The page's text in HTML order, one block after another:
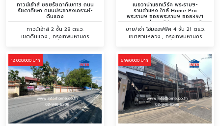
ทาวน์เฮ้าส์ ซอยรัชดาภิเษก13 ถนน
รัชดาภิเษก ถนนประชาสงเคราะห์-
ดินแดง
ทาวน์เฮ้าส์ 2 ชั้น 28 ตร.ว.
เขตดินแดง , กรุงเทพมหานคร
เนอวาน่าแอทเวิร์ค พระราม9-
รามคำแหง ใกล้ Home Pro
พระราม9 ซอยพระราม9 ซอย39/1
ซอยรามคำแหง24 ถนนพระราม9
ถนนรามคำแหง
ขาย/เช่า โฮมออฟฟิศ 4 ชั้น 21 ตร.ว.
เขตสวนหลวง , กรุงเทพมหานคร
18,000,000 บาท 6,990,000 บาท